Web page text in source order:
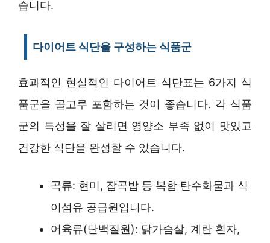
습니다.
다이어트 식단을 구성하는 식품군
효과적인 현실적인 다이어트 식단표는 6가지 식
품군을 골고루 포함하는 것이 좋습니다. 각 식품
군의 특성을 잘 살리면 영양소 부족 없이 맛있고
건강한 식단을 완성할 수 있습니다.
곡류: 현미, 잡곡밥 등 복합 탄수화물과 식
이섬유 공급원입니다.
어육류(단백질원): 닭가슴살, 계란 흰자,